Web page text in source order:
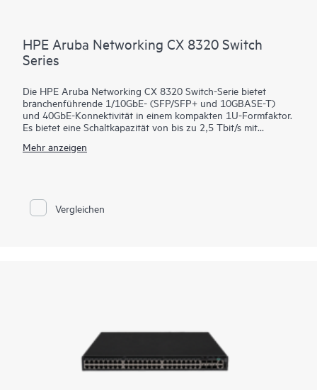
HPE Aruba Networking CX 8320 Switch
Series
Die HPE Aruba Networking CX 8320 Switch-Serie bietet
branchenführende 1/10GbE- (SFP/SFP+ und 10GBASE-T)
und 40GbE-Konnektivität in einem kompakten 1U-Formfaktor.
Es bietet eine Schaltkapazität von bis zu 2,5 Tbit/s mit
mit der HPE Aruba Networking Virtual Switching Extension für
Switch für Rechenzentren, die eine 10GbE-Konnektivität zu
Servern und eine 40GbE-Konnektivität zum Spine-Netzwerk
nutzen. Dies hilft, zukünftige Probleme aufgrund von
Engpässen in den Bereichen Skalierung, Sicherheit und
Leistung vorherzusagen und zu vermeiden.
Mehr anzeigen
Vergleichen